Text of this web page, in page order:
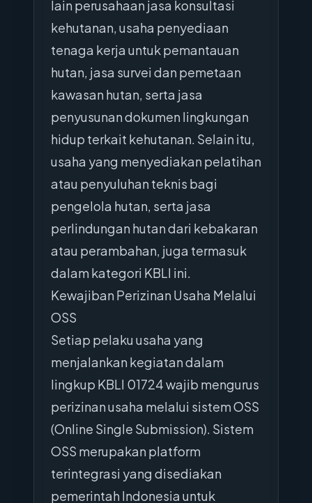
lain perusahaan jasa konsultasi
kehutanan, usaha penyediaan
tenaga kerja untuk pemantauan
hutan, jasa survei dan pemetaan
kawasan hutan, serta jasa
penyusunan dokumen lingkungan
hidup terkait kehutanan. Selain itu,
usaha yang menyediakan pelatihan
atau penyuluhan teknis bagi
pengelola hutan, serta jasa
perlindungan hutan dari kebakaran
atau perambahan, juga termasuk
dalam kategori KBLI ini.
Kewajiban Perizinan Usaha Melalui
OSS
Setiap pelaku usaha yang
menjalankan kegiatan dalam
lingkup KBLI 01724 wajib mengurus
perizinan usaha melalui sistem OSS
(Online Single Submission). Sistem
OSS merupakan platform
terintegrasi yang disediakan
pemerintah Indonesia untuk